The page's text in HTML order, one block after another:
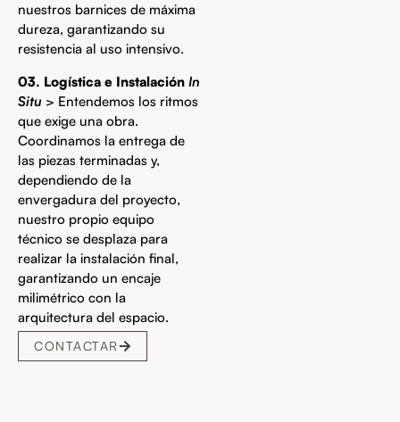
nuestros barnices de máxima
dureza, garantizando su
resistencia al uso intensivo.
03. Logística e Instalación In
Situ > Entendemos los ritmos
que exige una obra.
Coordinamos la entrega de
las piezas terminadas y,
dependiendo de la
envergadura del proyecto,
nuestro propio equipo
técnico se desplaza para
realizar la instalación final,
garantizando un encaje
milimétrico con la
arquitectura del espacio.
CONTACTAR